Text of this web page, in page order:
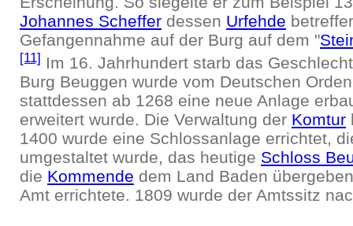
Johannes Scheffer dessen Urfehde
Gefangennahme auf der Burg auf dem "
[11] Im 16. Jahrhundert starb das
Burg Beuggen wurde vom Deutschen
stattdessen ab 1268 eine neue Anlage
erweitert wurde. Die Verwaltung der Komtur
1400 wurde eine Schlossanlage errichtet,
umgestaltet wurde, das heutige Schloss
die Kommende dem Land Baden
Amt errichtete. 1809 wurde der Amtssitz